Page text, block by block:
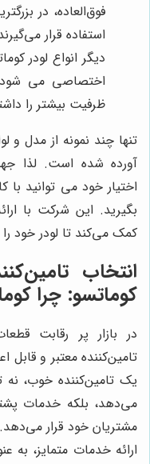
فوق‌العاده، در
استفاده قرار
دیگر انواع لودر
اختصاصی می شود
ظرفیت بیشتر را
تنها چند نمونه از مدل‌ و
آورده شده است. لذا
اختیار خود می توانید
بگیرید. این شرکت با
کمک می‌کند تا لودر خود
انتخاب
کوماتسو: چرا
در بازار پر رقابت
تامین‌کننده معتبر و قابل
یک تامین‌کننده خوب، نه
می‌دهد، بلکه خدمات
مشتریان خود قرار می‌دهد.
ارائه خدمات متمایز، به